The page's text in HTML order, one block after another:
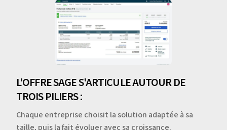
L'OFFRE SAGE S'ARTICULE AUTOUR DE
TROIS PILIERS :
Chaque entreprise choisit la solution adaptée à sa
taille, puis la fait évoluer avec sa croissance.